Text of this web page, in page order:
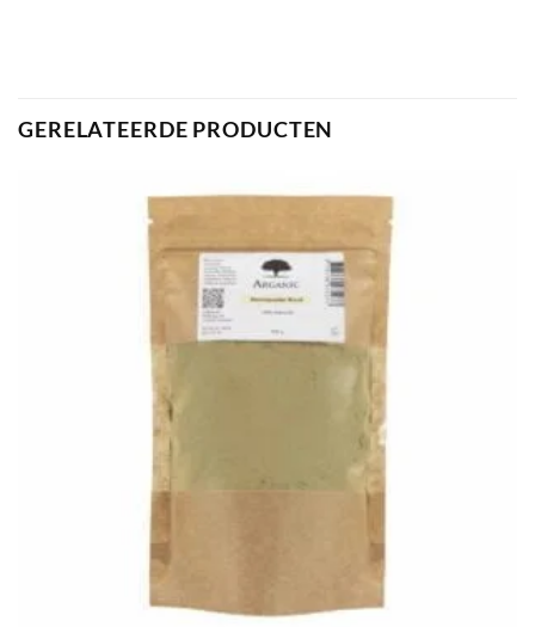
GERELATEERDE PRODUCTEN